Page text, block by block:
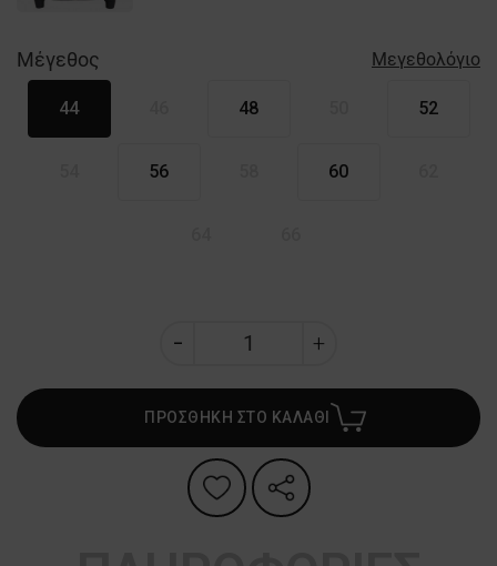
Μέγεθος Μεγεθολόγιο
44 48 52
56 60
ΠΡΟΣΘΗΚΗ ΣΤΟ ΚΑΛΑΘΙ